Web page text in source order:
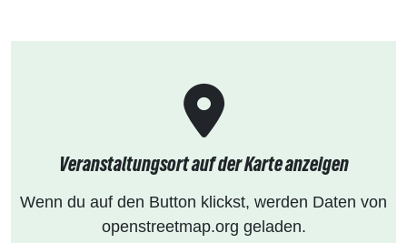
Veranstaltungsort auf der Karte anzeigen
Wenn du auf den Button klickst, werden Daten von
openstreetmap.org geladen.